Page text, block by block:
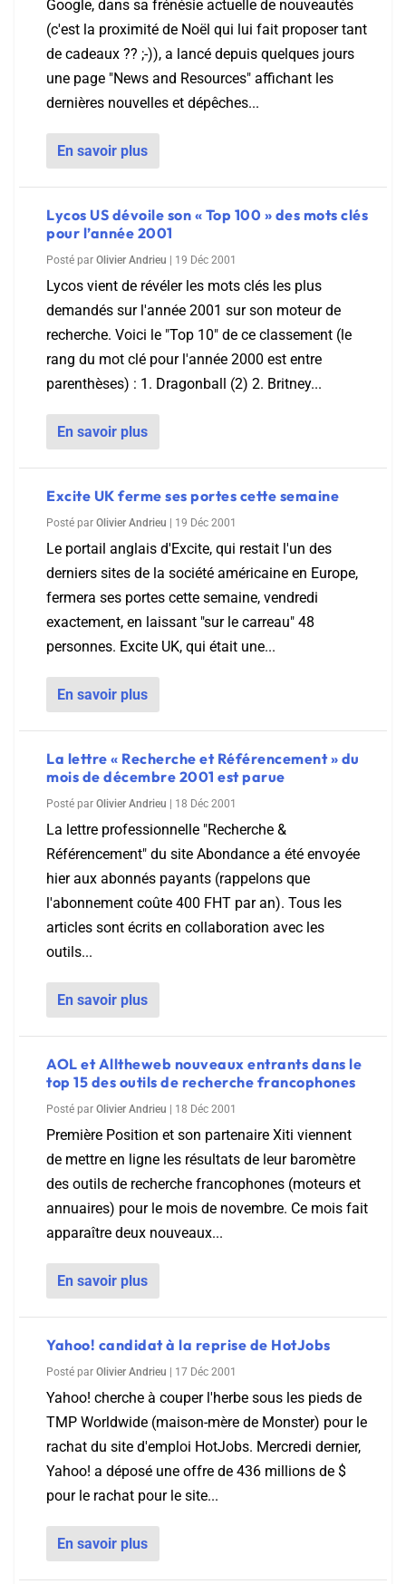
Google, dans sa frénésie actuelle de nouveautés
(c'est la proximité de Noël qui lui fait proposer tant
de cadeaux ?? ;-)), a lancé depuis quelques jours
une page "News and Resources" affichant les
dernières nouvelles et dépêches...
En savoir plus
Lycos US dévoile son « Top 100 » des mots clés
pour l’année 2001
Posté par Olivier Andrieu 19 Déc 2001
Lycos vient de révéler les mots clés les plus
demandés sur l'année 2001 sur son moteur de
recherche. Voici le "Top 10" de ce classement (le
rang du mot clé pour l'année 2000 est entre
parenthèses) : 1. Dragonball (2) 2. Britney...
En savoir plus
Excite UK ferme ses portes cette semaine
Posté par Olivier Andrieu 19 Déc 2001
Le portail anglais d'Excite, qui restait l'un des
derniers sites de la société américaine en Europe,
fermera ses portes cette semaine, vendredi
exactement, en laissant "sur le carreau" 48
personnes. Excite UK, qui était une...
En savoir plus
La lettre « Recherche et Référencement » du
mois de décembre 2001 est parue
Posté par Olivier Andrieu 18 Déc 2001
La lettre professionnelle "Recherche &
Référencement" du site Abondance a été envoyée
hier aux abonnés payants (rappelons que
l'abonnement coûte 400 FHT par an). Tous les
articles sont écrits en collaboration avec les
outils...
En savoir plus
AOL et Alltheweb nouveaux entrants dans le
top 15 des outils de recherche francophones
Posté par Olivier Andrieu 18 Déc 2001
Première Position et son partenaire Xiti viennent
de mettre en ligne les résultats de leur baromètre
des outils de recherche francophones (moteurs et
annuaires) pour le mois de novembre. Ce mois fait
apparaître deux nouveaux...
En savoir plus
Yahoo! candidat à la reprise de HotJobs
Posté par Olivier Andrieu 17 Déc 2001
Yahoo! cherche à couper l'herbe sous les pieds de
TMP Worldwide (maison-mère de Monster) pour le
rachat du site d'emploi HotJobs. Mercredi dernier,
Yahoo! a déposé une offre de 436 millions de $
pour le rachat pour le site...
En savoir plus